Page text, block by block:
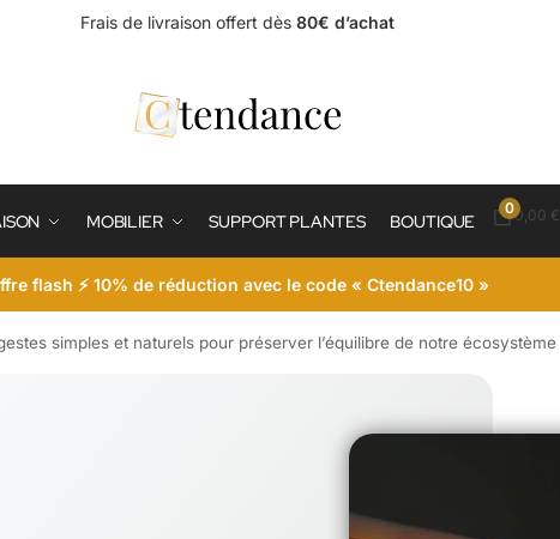
Frais de livraison offert dès 80€ d’achat
MOBILIER SUPPORT PLANTES BOUTIQUE
00,00 €
flash ⚡ 10% de réduction avec le code « Ctendance10 »
simples et naturels pour préserver l’équilibre de notre écosystème